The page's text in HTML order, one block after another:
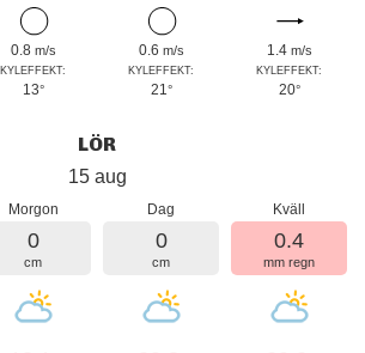
0.8 m/s
KYLEFFEKT:
13°
0.6 m/s
KYLEFFEKT:
21°
1.4 m/s
KYLEFFEKT:
20°
LÖR
15 aug
Morgon
0
cm
Dag
0
cm
Kväll
0.4
mm regn